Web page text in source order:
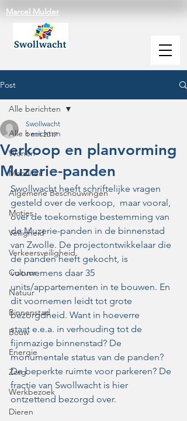
Marcel Mulder
Post
Alle berichten
Wonen
Mobiliteit
Algemene Beschouwingen
Moties
Veiligheid
Verkeersveiligheid
Cultuur
Natuur
Binnenstad
Bouw
Energie
Zorg
Werkbezoek
Dieren
Alle berichten
Verkoop en planvorming
Muzerie-panden
Swollwacht
1 mrt 2017
Swollwacht heeft schriftelijke vragen
gesteld over de verkoop,  maar vooral,
over de toekomstige bestemming van
de Muzerie-panden in de binnenstad
van Zwolle. De projectontwikkelaar die
de panden heeft gekocht, is
voornemens daar 35
units/appartementen in te bouwen. En
dit voornemen leidt tot grote
bezorgdheid. Want in hoeverre
staat e.e.a. in verhouding tot de
fijnmazige binnenstad? De
monumentale status van de panden?
De beperkte ruimte voor parkeren? De
fractie van Swollwacht is hier
ontzettend bezorgd over.